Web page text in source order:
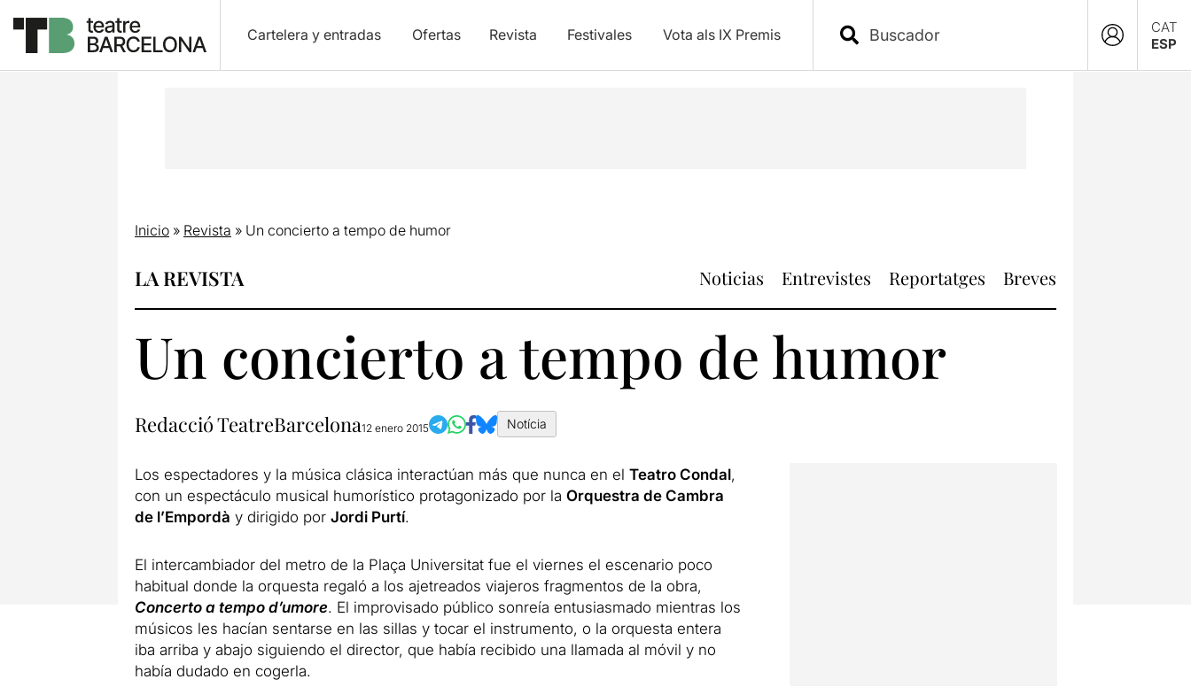
Cartelera y entradas Ofertas Revista Festivales Vota als IX Premis
CAT
ESP
Inicio» Revista » Un concierto a tempo de humor
LA REVISTA Noticias Entrevistes Reportatges Breves
Un concierto a tempo de humor
Redacció TeatreBarcelona12 enero 2015 Notícia
Los espectadores y la música clásica interactúan más que nunca en el Teatro Condal,
con un espectáculo musical humorístico protagonizado por la Orquestra de Cambra
de l’Empordà y dirigido por Jordi Purtí.
El intercambiador del metro de la Plaça Universitat fue el viernes el escenario poco
habitual donde la orquesta regaló a los ajetreados viajeros fragmentos de la obra,
Concerto a tempo d’umore. El improvisado público sonreía entusiasmado mientras los
músicos les hacían sentarse en las sillas y tocar el instrumento, o la orquesta entera
iba arriba y abajo siguiendo el director, que había recibido una llamada al móvil y no
había dudado en cogerla.